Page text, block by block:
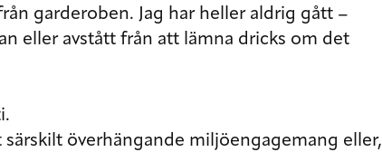
garderoben. Jag har heller aldrig gått –
eller avstått från att lämna dricks om det
särskilt överhängande miljöengagemang eller,